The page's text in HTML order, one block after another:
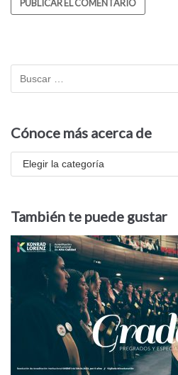
Cónoce más acerca de
También te puede gustar